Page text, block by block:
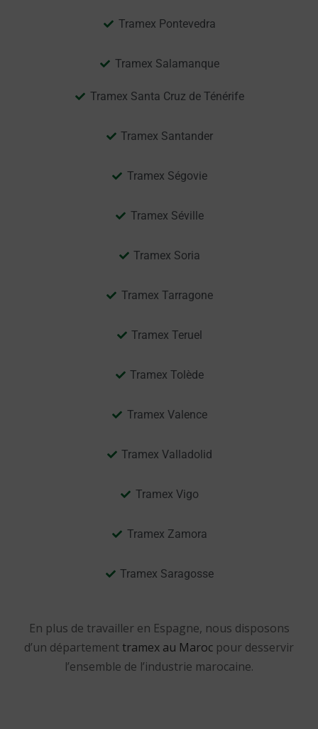
Tramex Pontevedra
Tramex Salamanque
Tramex Santa Cruz de Ténérife
Tramex Santander
Tramex Ségovie
Tramex Séville
Tramex Soria
Tramex Tarragone
Tramex Teruel
Tramex Tolède
Tramex Valence
Tramex Valladolid
Tramex Vigo
Tramex Zamora
Tramex Saragosse
En plus de travailler en Espagne, nous disposons
d’un département tramex au Maroc pour desservir
l’ensemble de l’industrie marocaine.